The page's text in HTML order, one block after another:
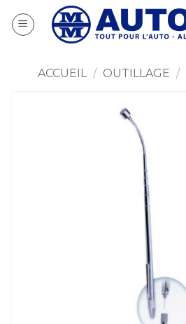
au
ACCUEIL / OUTILLAGE /